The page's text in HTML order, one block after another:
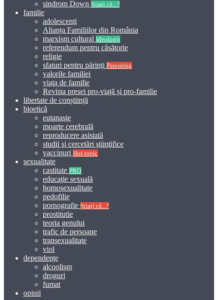
sindrom Down Știați că...?
familie
adolescenţi
Alianța Familiilor din România
marxism cultural Ideologii
referendum pentru căsătorie
religie
sfaturi pentru părinţi Parenting
valorile familiei
viaţa de familie
Revista presei pro-viață și pro-familie
libertate de conștiință
bioetică
eutanasie
moarte cerebrală
reproducere asistată
studii şi cercetări ştiinţifice
vaccinuri Hot topic
sexualitate
castitate PRO
educaţie sexuală
homosexualitate
pedofilie
pornografie Știați că...?
prostitutie
teoria genului
trafic de persoane
transexualitate
viol
dependenţe
alcoolism
droguri
fumat
opinii